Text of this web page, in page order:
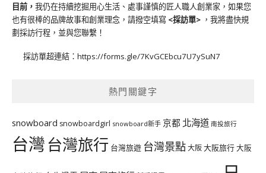
目前， 我仍在持續挖掘用心生活、處事謹慎的匠人職人創業家，如果您
也有很棒的品牌故事和創業理念，請撥空填寫 <採訪單> ，我將盡快規
劃採訪行程，並與您聯繫！
採訪單超連結： https://forms.gle/7KvGCEbcu7U7ySuN7
熱門關鍵字
snowboard snowboardgirl snowboard新手 京都 北海道 南投旅行
台灣台灣旅行 台灣旅遊 台灣景點大阪大阪旅行大阪